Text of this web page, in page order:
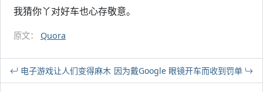
我猜你丫对好车也心存敬意。
原文： Quora
电子游戏让人们变得麻木 因为戴Google 眼镜开车而收到罚单